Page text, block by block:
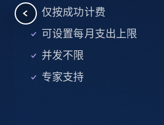
Linkedin job listings
URL, Job posting id, Job title,
仅按成功计费
可设置每月支出上限
并发不限
专家支持